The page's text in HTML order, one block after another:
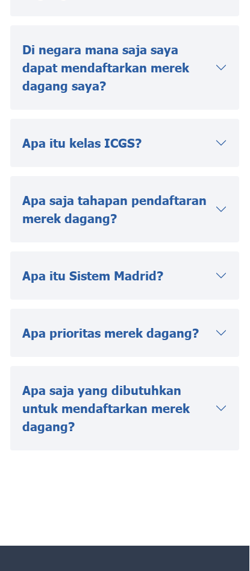
Di negara mana saja saya
dapat mendaftarkan merek
dagang saya?
Apa itu kelas ICGS?
Apa saja tahapan pendaftaran
merek dagang?
Apa itu Sistem Madrid?
Apa prioritas merek dagang?
Apa saja yang dibutuhkan
untuk mendaftarkan merek
dagang?